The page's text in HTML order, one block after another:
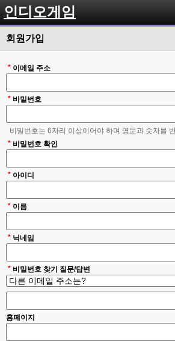
인디오게임
회원가입
이메일 주소
*
비밀번호
*
비밀번호는 6자리 이상이어야 하며 영문과 숫자를
비밀번호 확인
*
* 아이디
* 이름
* 닉네임
* 비밀번호 찾기 질문/답변
홈페이지